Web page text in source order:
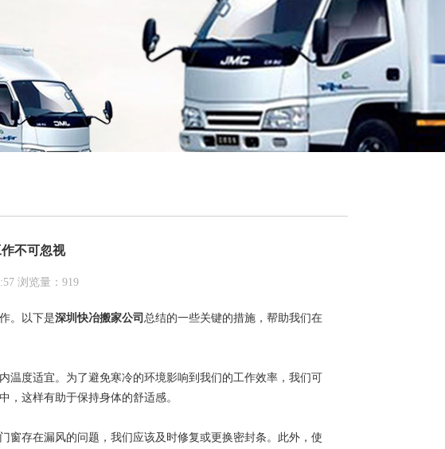
不可忽视
浏览量： 919
。以下是深圳快冶搬家公司 总结的一些关键的措施，帮助我们在
温度适宜。为了避免寒冷的环境影响到我们的工作效率，我们可
，这样有助于保持身体的舒适感。
窗存在漏风的问题，我们应该及时修复或更换密封条。此外，使